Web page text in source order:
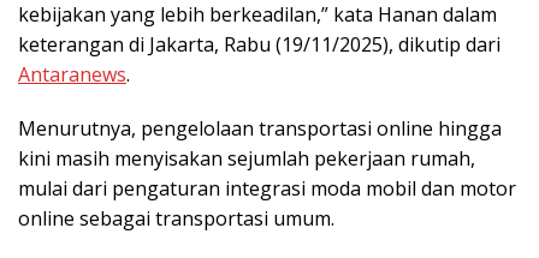
kebijakan yang lebih berkeadilan,” kata Hanan dalam
keterangan di Jakarta, Rabu (19/11/2025), dikutip dari
Antaranews.
Menurutnya, pengelolaan transportasi online hingga
kini masih menyisakan sejumlah pekerjaan rumah,
mulai dari pengaturan integrasi moda mobil dan motor
online sebagai transportasi umum.